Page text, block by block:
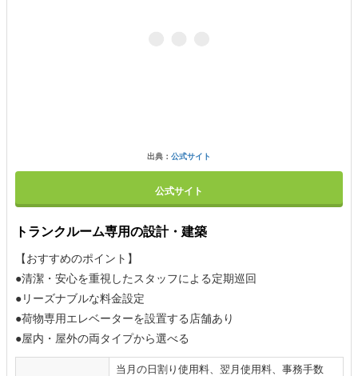
出典： 公式サイト
公式サイト
トランクルーム専用の設計・建築
【おすすめのポイント】
●清潔・安心を重視したスタッフによる定期巡回
●リーズナブルな料金設定
●荷物専用エレベーターを設置する店舗あり
●屋内・屋外の両タイプから選べる
当月の日割り使用料、翌月使用料、事務手数